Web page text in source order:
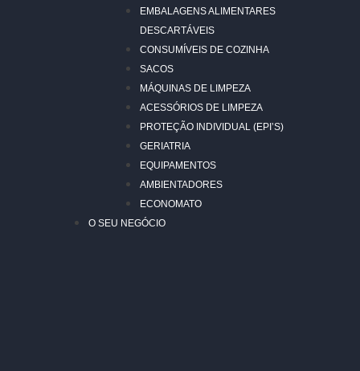
EMBALAGENS ALIMENTARES
DESCARTÁVEIS
CONSUMÍVEIS DE COZINHA
SACOS
MÁQUINAS DE LIMPEZA
ACESSÓRIOS DE LIMPEZA
PROTEÇÃO INDIVIDUAL (EPI’S)
GERIATRIA
EQUIPAMENTOS
AMBIENTADORES
ECONOMATO
O SEU NEGÓCIO